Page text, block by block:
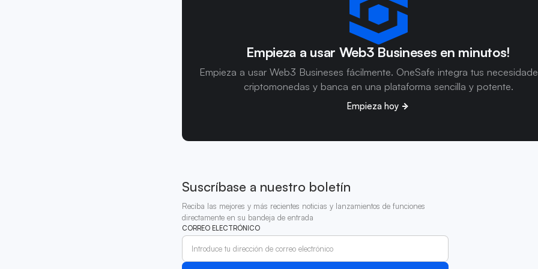
Empieza a usar Web3 Busineses en minutos!
Empieza a usar Web3 Busineses fácilmente. OneSafe integra tus
criptomonedas y banca en una plataforma sencilla y potente.
Empieza hoy
Suscríbase a nuestro boletín
Reciba las mejores y más recientes noticias y lanzamientos de funciones
directamente en su bandeja de entrada
CORREO ELECTRÓNICO